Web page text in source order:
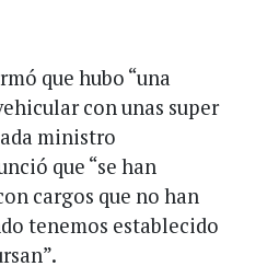
que hubo “una
con unas super
ministro
que “se han
cargos que no han
tenemos establecido